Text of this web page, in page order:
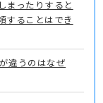
まったりすると
することはでき
違うのはなぜ